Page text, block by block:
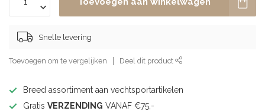
Snelle levering
Toevoegen om te vergelijken Deel dit product
Breed assortiment aan vechtsportartikelen
Gratis VERZENDING VANAF €75,-